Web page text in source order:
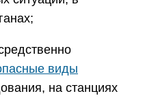
виды
на станциях